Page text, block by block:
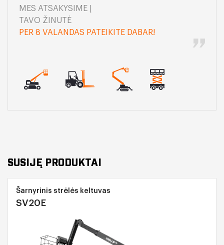
MES ATSAKYSIME Į
TAVO ŽINUTĖ
PER 8 VALANDAS PATEIKITE DABAR!
SUSIJĘ PRODUKTAI
Šarnyrinis strėlės keltuvas
SV20E